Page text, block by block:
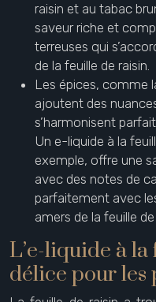
raisin et au tabac
saveur riche et
terreuses qui
de la feuille de raisin.
Les épices, comme
ajoutent des
s’harmonisent
Un e-liquide à la
exemple, offre une
avec des notes de
parfaitement avec
amers de la feuille de
L’e-liquide à
délice pour les